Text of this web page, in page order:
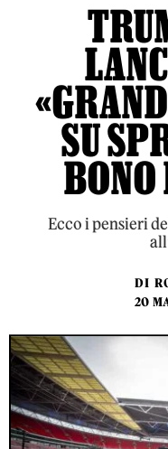
SU
BONO
Ecco i pensieri
DI
20